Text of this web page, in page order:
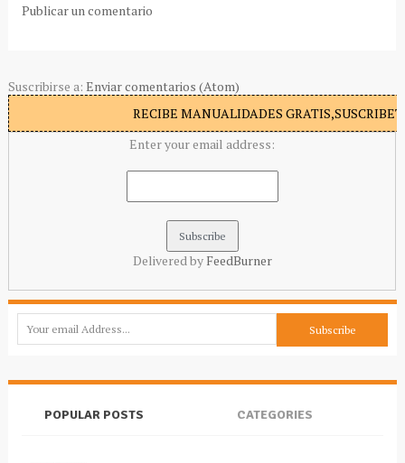
Publicar un comentario
Suscribirse a: Enviar comentarios (Atom)
RECIBE MANUALIDADES
Enter your email address:
Delivered by FeedBurner
POPULAR POSTS CATEGORIES